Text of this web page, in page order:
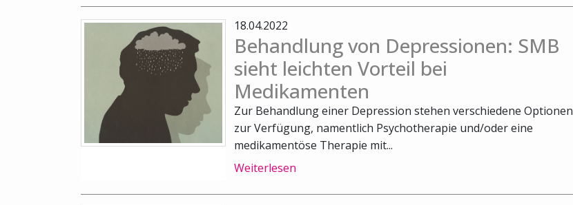
18.04.2022
Behandlung von Depressionen: SMB
sieht leichten Vorteil bei
Medikamenten
Zur Behandlung einer Depression stehen verschiedene Optionen
zur Verfügung, namentlich Psychotherapie und/oder eine
medikamentöse Therapie mit...
Weiterlesen